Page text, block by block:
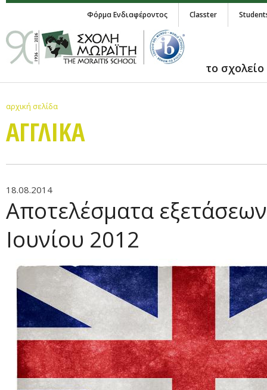
Φόρμα Ενδιαφέροντος Classter
το σχολείο
αρχική σελίδα
ΑΓΓΛΙΚA
18.08.2014
Αποτελέσματα
Ιουνίου 2012